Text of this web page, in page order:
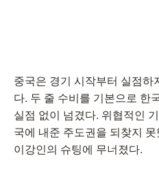
중국은 경기 시작부터 실점하
다. 두 줄 수비를 기본으로 한
실점 없이 넘겼다. 위협적인
국에 내준 주도권을 되찾지
이강인의 슈팅에 무너졌다.